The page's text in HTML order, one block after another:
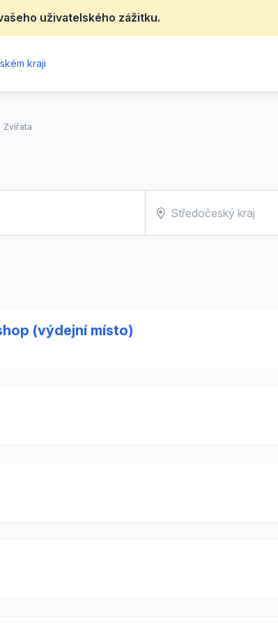
uživatelského zážitku.
kraji
Zvířata
(výdejní místo)